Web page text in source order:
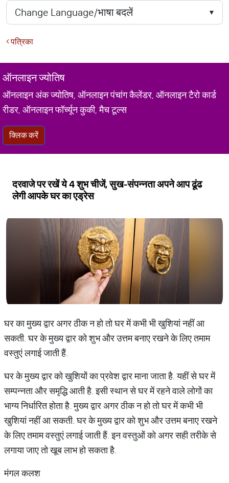
पत्रिका
ऑनलाइन ज्योतिष
ऑनलाइन अंक ज्योतिष, ऑनलाइन पंचांग कैलेंडर, ऑनलाइन टैरो कार्ड
रीडर, ऑनलाइन फॉर्च्यून कुकी, मैच टूल्स
क्लिक करें
दरवाजे पर रखें ये 4 शुभ चीजें, सुख-संपन्नता अपने आप ढूंढ
लेगी आपके घर का एड्रेस
घर का मुख्य द्वार अगर ठीक न हो तो घर में कभी भी खुशियां नहीं आ
सकती. घर के मुख्य द्वार को शुभ और उत्तम बनाए रखने के लिए तमाम
वस्तुएं लगाई जाती हैं.
घर के मुख्य द्वार को खुशियों का प्रवेश द्वार माना जाता है. यहीं से घर में
सम्पन्नता और समृद्धि आती है. इसी स्थान से घर में रहने वाले लोगों का
भाग्य निर्धारित होता है. मुख्य द्वार अगर ठीक न हो तो घर में कभी भी
खुशियां नहीं आ सकती. घर के मुख्य द्वार को शुभ और उत्तम बनाए रखने
के लिए तमाम वस्तुएं लगाई जाती हैं. इन वस्तुओं को अगर सही तरीके से
लगाया जाए तो खूब लाभ हो सकता है.
मंगल कलश